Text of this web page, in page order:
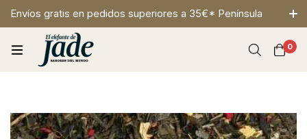
Envíos gratis en pedidos superiores a 35€* Península
0